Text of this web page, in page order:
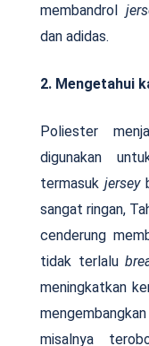
membandrol
dan adidas.
2. Mengetahui
Poliester
digunakan
termasuk jersey
sangat ringan,
cenderung
tidak terlalu
meningkatkan
misalnya